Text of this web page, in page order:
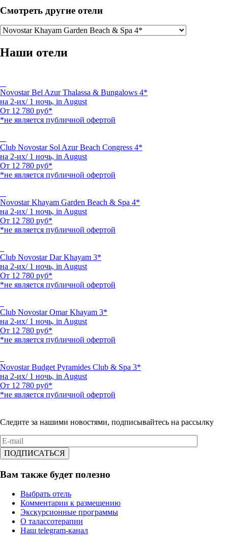
Смотреть другие отели
Наши отели
Novostar Bel Azur Thalassa & Bungalows 4*
на 2-их/ 1 ночь, in August
От 12 780 руб*
*не является публичной офертой
Club Novostar Sol Azur Beach Congress 4*
на 2-их/ 1 ночь, in August
От 12 780 руб*
*не является публичной офертой
Novostar Khayam Garden Beach & Spa 4*
на 2-их/ 1 ночь, in August
От 12 780 руб*
*не является публичной офертой
Club Novostar Dar Khayam 3*
на 2-их/ 1 ночь, in August
От 12 780 руб*
*не является публичной офертой
Club Novostar Omar Khayam 3*
на 2-их/ 1 ночь, in August
От 12 780 руб*
*не является публичной офертой
Novostar Budget Pyramides Club & Spa 3*
на 2-их/ 1 ночь, in August
От 12 780 руб*
*не является публичной офертой
Следите за нашими новостями, подписывайтесь на рассылку
Вам также будет полезно
Выбрать отель
Комментарии к размещению
Экскурсионные программы
О талассотерапии
Наш telegram-канал